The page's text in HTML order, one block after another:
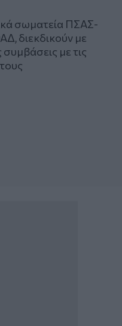
σωματεία ΠΣΑΣ-
διεκδικούν με
με τις